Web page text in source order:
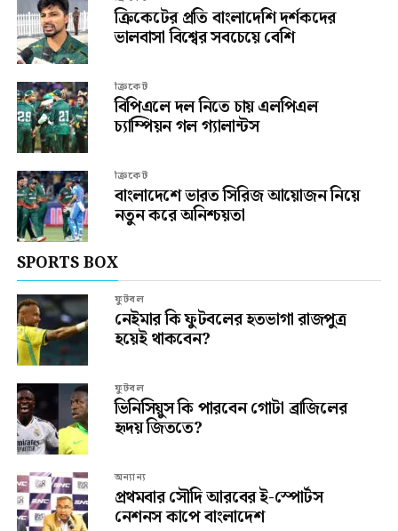
ক্রিকেটের প্রতি বাংলাদেশি দর্শকদের
ভালবাসা বিশ্বের সবচেয়ে বেশি
ক্রিকেট
বিপিএলে দল নিতে চায় এলপিএল
চ্যাম্পিয়ন গল গ্যালান্টস
ক্রিকেট
বাংলাদেশে ভারত সিরিজ আয়োজন নিয়ে
নতুন করে অনিশ্চয়তা
SPORTS BOX
ফুটবল
নেইমার কি ফুটবলের হতভাগা রাজপুত্র
হয়েই থাকবেন?
ফুটবল
ভিনিসিয়ুস কি পারবেন গোটা ব্রাজিলের
হৃদয় জিততে?
অন্যান্য
প্রথমবার সৌদি আরবের ই-স্পোর্টস
নেশনস কাপে বাংলাদেশ